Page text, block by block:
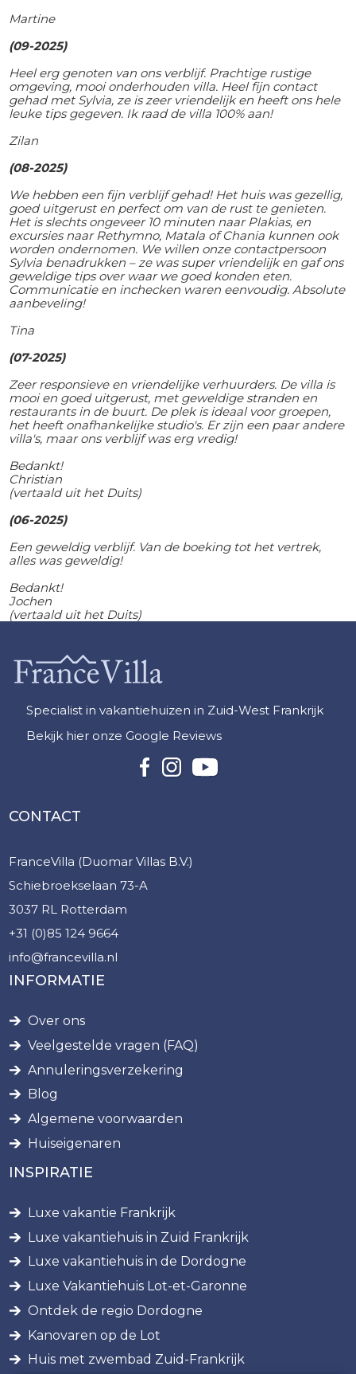
Martine
(09-2025)
Heel erg genoten van ons verblijf. Prachtige rustige
omgeving, mooi onderhouden villa. Heel fijn contact
gehad met Sylvia, ze is zeer vriendelijk en heeft ons hele
leuke tips gegeven. Ik raad de villa 100% aan!
Zilan
(08-2025)
We hebben een fijn verblijf gehad! Het huis was gezellig,
goed uitgerust en perfect om van de rust te genieten.
Het is slechts ongeveer 10 minuten naar Plakias, en
excursies naar Rethymno, Matala of Chania kunnen ook
worden ondernomen. We willen onze contactpersoon
Sylvia benadrukken – ze was super vriendelijk en gaf ons
geweldige tips over waar we goed konden eten.
Communicatie en inchecken waren eenvoudig. Absolute
aanbeveling!
Tina
(07-2025)
Zeer responsieve en vriendelijke verhuurders. De villa is
mooi en goed uitgerust, met geweldige stranden en
restaurants in de buurt. De plek is ideaal voor groepen,
het heeft onafhankelijke studio's. Er zijn een paar andere
villa's, maar ons verblijf was erg vredig!
Bedankt!
Christian
(vertaald uit het Duits)
(06-2025)
Een geweldig verblijf. Van de boeking tot het vertrek,
alles was geweldig!
Bedankt!
Jochen
(vertaald uit het Duits)
Specialist in vakantiehuizen in Zuid-West Frankrijk
Bekijk hier onze Google Reviews
CONTACT
FranceVilla (Duomar Villas B.V.)
Schiebroekselaan 73-A
3037 RL Rotterdam
+31 (0)85 124 9664
info@francevilla.nl
INFORMATIE
Over ons
Veelgestelde vragen (FAQ)
Annuleringsverzekering
Blog
Algemene voorwaarden
Huiseigenaren
INSPIRATIE
Luxe vakantie Frankrijk
Luxe vakantiehuis in Zuid Frankrijk
Luxe vakantiehuis in de Dordogne
Luxe Vakantiehuis Lot-et-Garonne
Ontdek de regio Dordogne
Kanovaren op de Lot
Huis met zwembad Zuid-Frankrijk